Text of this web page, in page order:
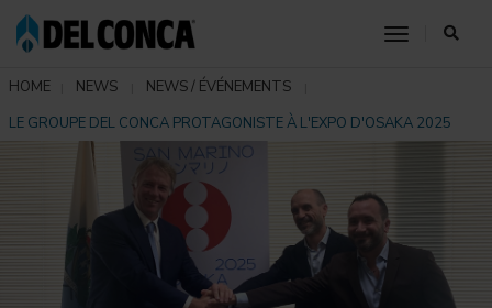
toggle
HOME NEWS
NEWS / ÉVÉNEMENTS
LE GROUPE DEL CONCA PROTAGONISTE À L'EXPO D'OSAKA 2025